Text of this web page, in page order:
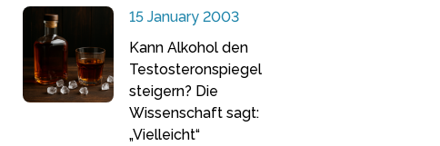
15 January 2003
Kann Alkohol den
Testosteronspiegel
steigern? Die
Wissenschaft sagt:
„Vielleicht“